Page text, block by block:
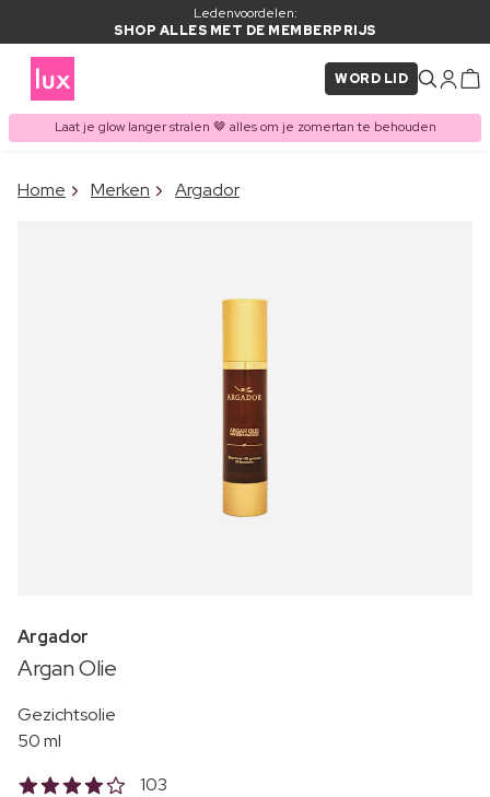
Ledenvoordelen:
SHOP ALLES MET DE MEMBERPRIJS
WORD LID
Laat je glow langer stralen 🤎 alles om je zomertan te behouden
ITEM TOEGEVOEGD AAN
Vaak samen gekocht met
Home Merken Argador
Argador
Argan Olie
Gezichtsolie
50 ml
103